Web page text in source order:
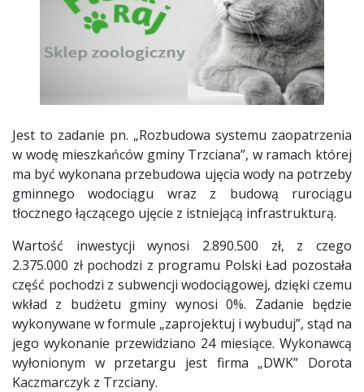
Jest to zadanie pn. „Rozbudowa systemu zaopatrzenia
w wodę mieszkańców gminy Trzciana”, w ramach której
ma być wykonana przebudowa ujęcia wody na potrzeby
gminnego wodociągu wraz z budową rurociągu
tłocznego łączącego ujęcie z istniejącą infrastrukturą.
Wartość inwestycji wynosi 2.890.500 zł, z czego
2.375.000 zł pochodzi z programu Polski Ład pozostała
część pochodzi z subwencji wodociągowej, dzięki czemu
wkład z budżetu gminy wynosi 0%. Zadanie będzie
wykonywane w formule „zaprojektuj i wybuduj”, stąd na
jego wykonanie przewidziano 24 miesiące. Wykonawcą
wyłonionym w przetargu jest firma „DWK” Dorota
Kaczmarczyk z Trzciany.